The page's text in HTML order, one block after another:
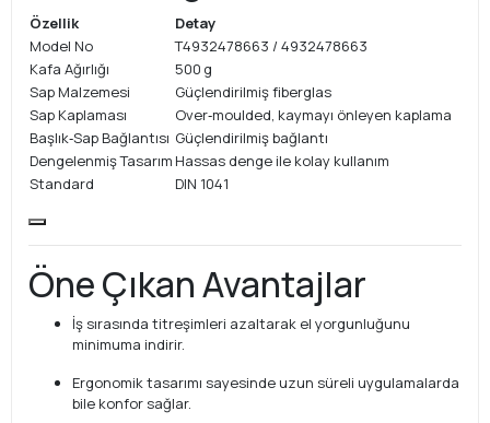
Özellik
Detay
Model No
T4932478663 / 4932478663
Kafa Ağırlığı
500 g
Sap Malzemesi
Güçlendirilmiş fiberglas
Sap Kaplaması
Over‑moulded, kaymayı önleyen kaplama
Başlık‑Sap Bağlantısı Güçlendirilmiş bağlantı
Dengelenmiş Tasarım Hassas denge ile kolay kullanım
Standard
DIN 1041
Öne Çıkan Avantajlar
İş sırasında titreşimleri azaltarak el yorgunluğunu
minimuma indirir.
Ergonomik tasarımı sayesinde uzun süreli uygulamalarda
bile konfor sağlar.